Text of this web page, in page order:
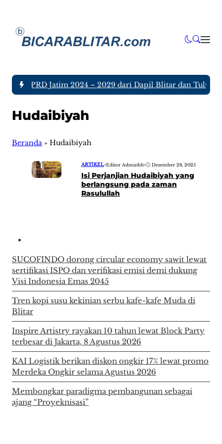
DPRD Jatim 2024 – 2029 dari Dapil Blitar dan
Hudaibiyah
Beranda » Hudaibiyah
ARTIKEL•Editor Adminblt• Desember 28, 2025
Isi Perjanjian Hudaibiyah yang
berlangsung pada zaman
Rasulullah
SUCOFINDO dorong circular economy sawit lewat
sertifikasi ISPO dan verifikasi emisi demi dukung
Visi Indonesia Emas 2045
Tren kopi susu kekinian serbu kafe-kafe Muda di
Blitar
Inspire Artistry rayakan 10 tahun lewat Block Party
terbesar di Jakarta, 8 Agustus 2026
KAI Logistik berikan diskon ongkir 17% lewat promo
Merdeka Ongkir selama Agustus 2026
Membongkar paradigma pembangunan sebagai
ajang “Proyeknisasi”